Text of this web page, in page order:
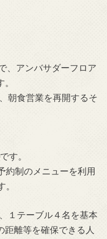
、アンバサダーフロア
朝食営業を再開するそ
す。
約制のメニューを利用
１テーブル４名を基本
距離等を確保できる人